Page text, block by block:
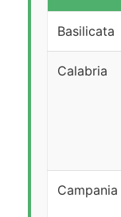
Basilicata
Calabria
Campania